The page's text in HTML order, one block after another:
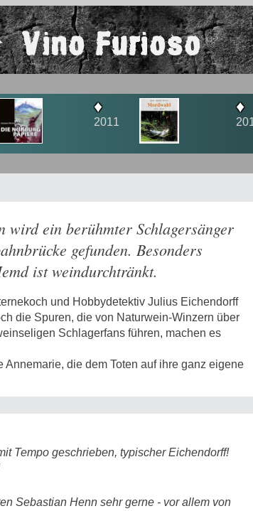
Vino Furioso
2012 2013
wird ein berühmter Schlagersänger
gefunden. Besonders
ist weindurchtränkt.
und Hobbydetektiv Julius Eichendorff
die Spuren, die von Naturwein-Winzern über
Schlagerfans führen, machen es
die dem Toten auf ihre ganz eigene
Tempo geschrieben, typischer Eichendorff!
Sebastian Henn sehr gerne - vor allem von